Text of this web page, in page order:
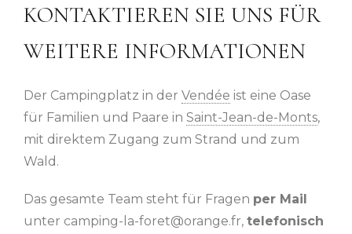
KONTAKTIEREN SIE UNS FÜR
WEITERE INFORMATIONEN
Der Campingplatz in der Vendée ist eine Oase
für Familien und Paare in Saint-Jean-de-Monts,
mit direktem Zugang zum Strand und zum
Wald.
Das gesamte Team steht für Fragen per Mail
unter camping-la-foret@orange.fr, telefonisch